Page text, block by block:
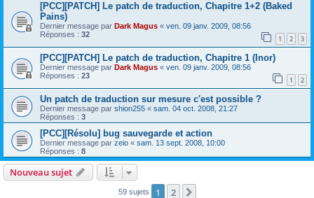
[PCC][PATCH] Le patch de traduction, Chapitre 1+2 (Baked
Pains)
Dernier message par Dark Magus « ven. 09 janv. 2009, 08:56
Réponses : 32 1 2 3
[PCC][PATCH] Le patch de traduction, Chapitre 1 (Inor)
Dernier message par Dark Magus « ven. 09 janv. 2009, 08:56
Réponses : 23 1 2
Un patch de traduction sur mesure c'est possible ?
Dernier message par shion255 « sam. 04 oct. 2008, 21:27
Réponses : 3
[PCC][Résolu] bug sauvegarde et action
Dernier message par zeio « sam. 13 sept. 2008, 10:00
Réponses : 8
Nouveau sujet
59 sujets 1 2